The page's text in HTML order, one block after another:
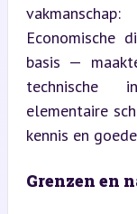
Economische
basis —
technische
elementaire
kennis en
Grenzen en